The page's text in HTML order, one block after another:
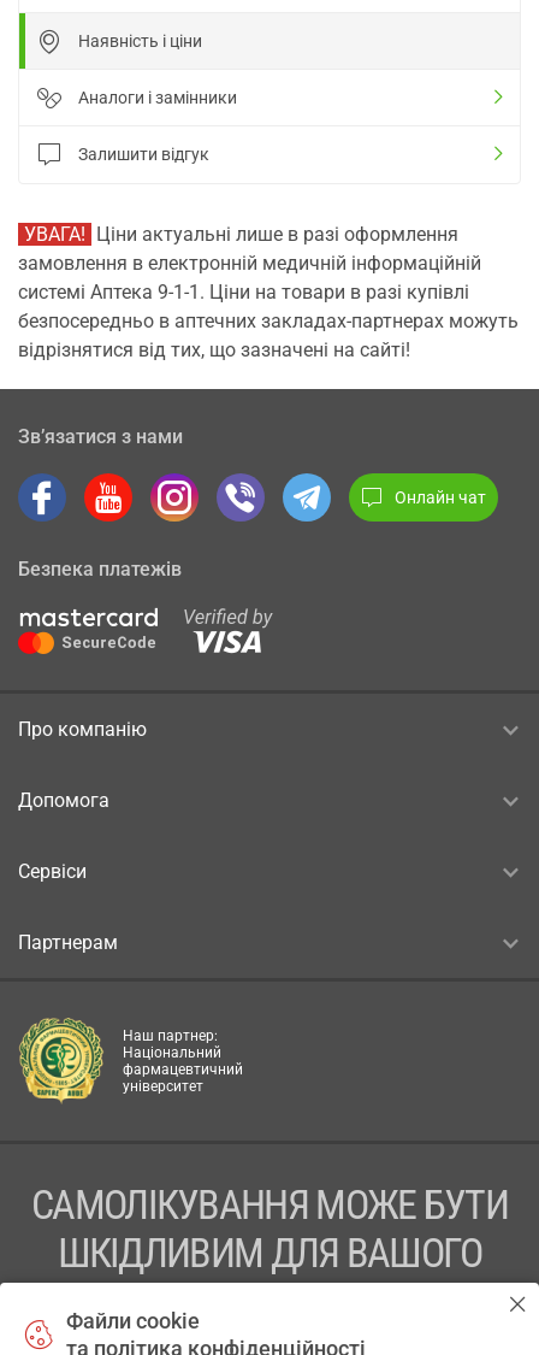
Наявність і ціни
Аналоги і замінники
Залишити відгук
УВАГА! Ціни актуальні лише в разі оформлення
замовлення в електронній медичній інформаційній
системі Аптека 9-1-1. Ціни на товари в разі купівлі
безпосередньо в аптечних закладах-партнерах можуть
відрізнятися від тих, що зазначені на сайті!
Зв’язатися з нами
Онлайн чат
Безпека платежів
Про компанію
Допомога
Сервіси
Партнерам
Наш партнер:
Національний
фармацевтичний
університет
САМОЛІКУВАННЯ МОЖЕ БУТИ
ШКІДЛИВИМ ДЛЯ ВАШОГО
Файли cookie
та політика конфіденційності